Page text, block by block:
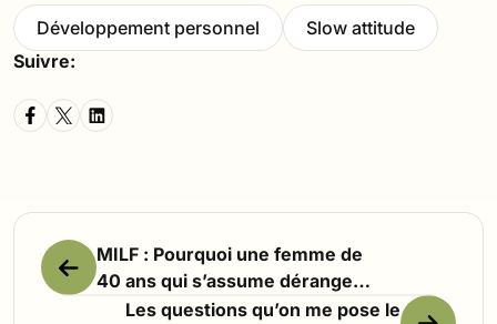
Développement personnel
Slow attitude
Suivre:
MILF : Pourquoi une femme de
40 ans qui s’assume dérange
encore autant ?
Les questions qu’on me pose le